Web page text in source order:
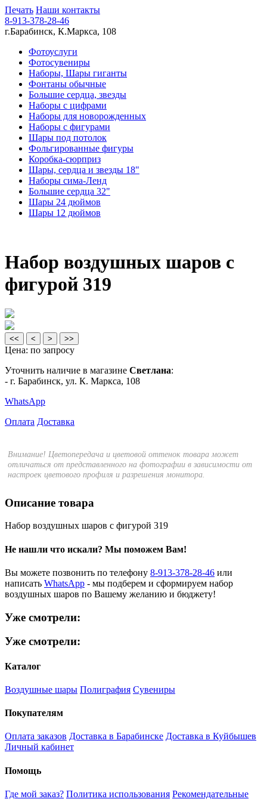
Печать Наши контакты
8-913-378-28-46
г.Барабинск, К.Маркса, 108
Фотоуслуги
Фотосувениры
Наборы, Шары гиганты
Фонтаны обычные
Большие сердца, звезды
Наборы с цифрами
Наборы для новорожденных
Наборы с фигурами
Шары под потолок
Фольгированные фигуры
Коробка-сюрприз
Шары, сердца и звезды 18"
Наборы сима-Ленд
Большие сердца 32"
Шары 24 дюймов
Шары 12 дюймов
Набор воздушных шаров с
фигурой 319
<< < > >>
Цена: по запросу
Уточнить наличие в магазине Светлана:
- г. Барабинск, ул. К. Маркса, 108
WhatsApp
Оплата Доставка
Внимание! Цветопередача и цветовой оттенок товара может
отличаться от представленного на фотографии в зависимости от
настроек цветового профиля и разрешения монитора.
Описание товара
Набор воздушных шаров с фигурой 319
Не нашли что искали? Мы поможем Вам!
Вы можете позвонить по телефону 8-913-378-28-46 или
написать WhatsApp - мы подберем и сформируем набор
воздушных шаров по Вашему желанию и бюджету!
Уже смотрели:
Уже смотрели:
Каталог
Воздушные шары Полиграфия Сувениры
Покупателям
Оплата заказов Доставка в Барабинске Доставка в Куйбышев
Личный кабинет
Помощь
Где мой заказ? Политика использования Рекомендательные